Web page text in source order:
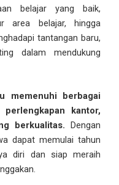
belajar yang baik,
area belajar, hingga
tantangan baru,
dalam mendukung
memenuhi berbagai
kantor,
berkualitas. Dengan
dapat memulai tahun
diri dan siap meraih